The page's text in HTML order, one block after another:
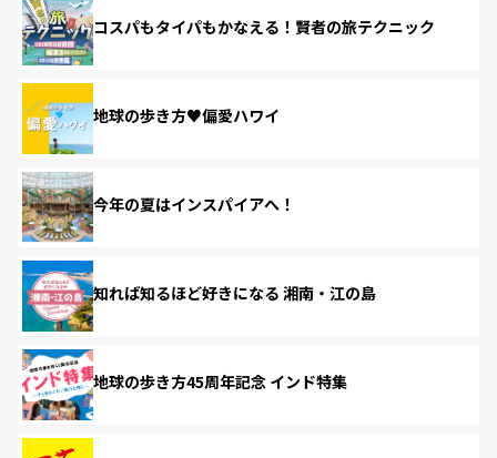
コスパもタイパもかなえる！賢者の旅テクニック
地球の歩き方♥偏愛ハワイ
今年の夏はインスパイアへ！
知れば知るほど好きになる 湘南・江の島
地球の歩き方45周年記念 インド特集